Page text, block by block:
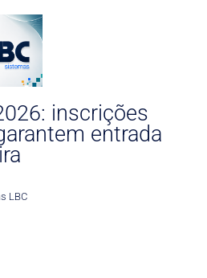
inscrições
entrada
LBC